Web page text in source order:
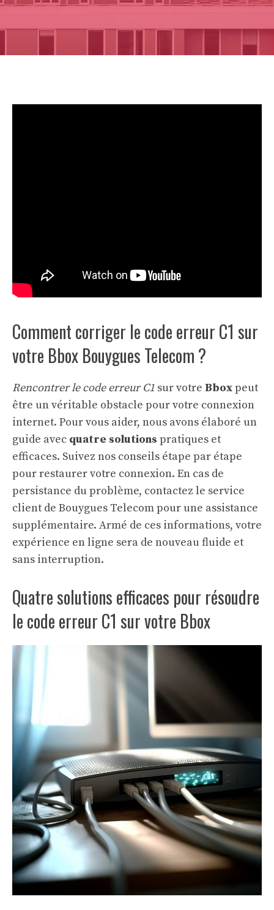
Comment corriger le code erreur C1 sur
votre Bbox Bouygues Telecom ?
Rencontrer le code erreur C1 sur votre Bboxpeut
être un véritable obstacle pour votre connexion
internet. Pour vous aider, nous avons élaboré un
guide avec quatre solutions pratiques et
efficaces. Suivez nos conseils étape par étape
pour restaurer votre connexion. En cas de
persistance du problème, contactez le service
client de Bouygues Telecom pour une assistance
supplémentaire. Armé de ces informations, votre
expérience en ligne sera de nouveau fluide et
sans interruption.
Quatre solutions efficaces pour résoudre
le code erreur C1 sur votre Bbox